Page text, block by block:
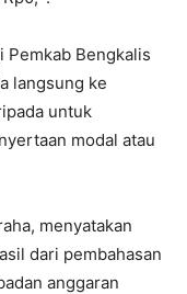
Pemkab Bengkalis
langsung ke
untuk
modal atau
menyatakan
dari pembahasan
anggaran